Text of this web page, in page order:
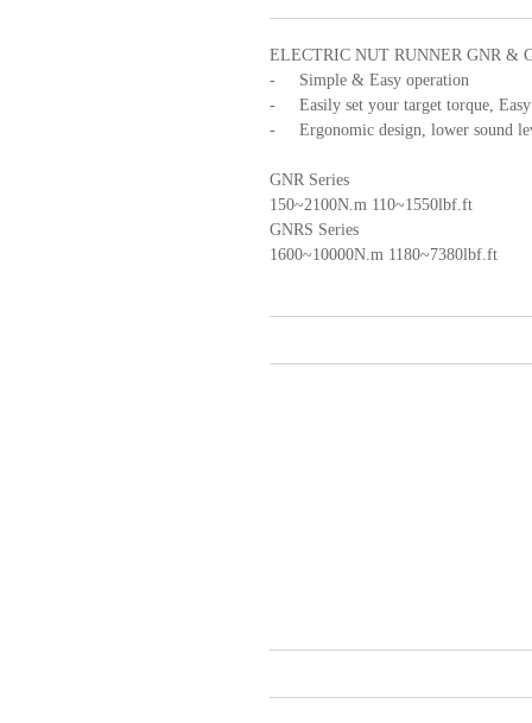
ELECTRIC NUT RUNNER GNR &
-
Simple & Easy operation
-
Easily set your target torque,
-
Ergonomic design, lower sound
GNR Series
150~2100N.m 110~1550lbf.ft
GNRS Series
1600~10000N.m 1180~7380lbf.ft